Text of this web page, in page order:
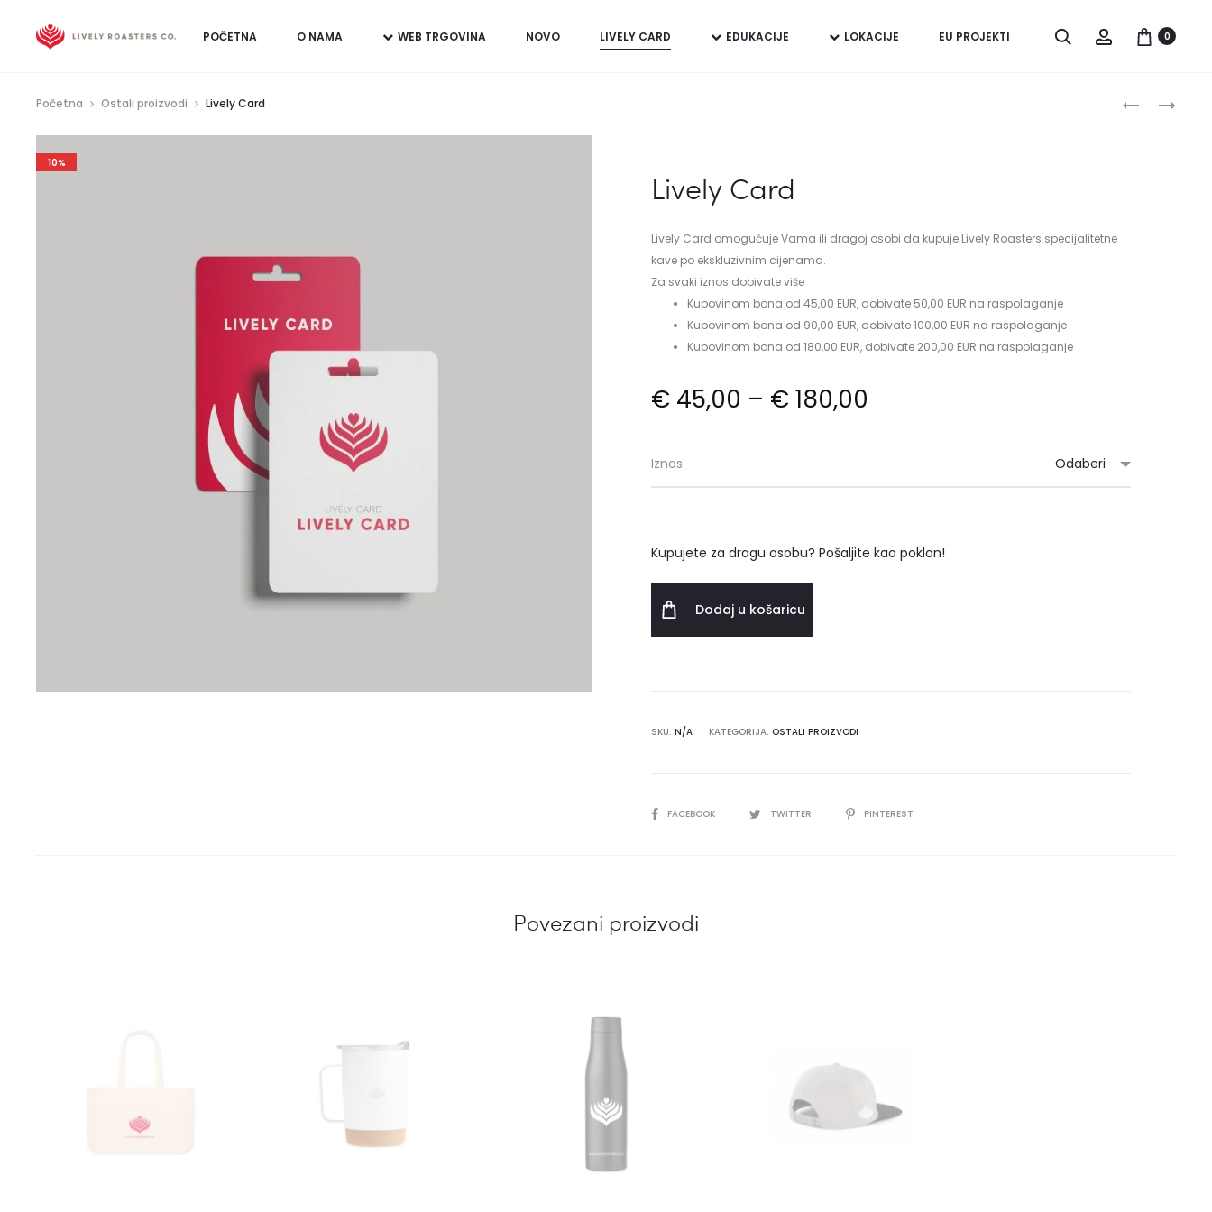
POČETNA O NAMA WEB TRGOVINA NOVO LIVELY CARD EDUKACIJE LOKACIJE EU PROJEKTI Pretraži Account0
RWANDA
KENYA
Početna Ostali proizvodi Lively Card
10%
Lively Card
Lively Card omogućuje Vama ili dragoj osobi da kupuje Lively Roasters specijalitetne
kave po ekskluzivnim cijenama.
Za svaki iznos dobivate više
Kupovinom bona od 45,00 EUR, dobivate 50,00 EUR na raspolaganje
Kupovinom bona od 90,00 EUR, dobivate 100,00 EUR na raspolaganje
Kupovinom bona od 180,00 EUR, dobivate 200,00 EUR na raspolaganje
€ 45,00 – € 180,00
od
€ 45,00
Iznos
Kupujete za dragu osobu? Pošaljite kao poklon!
Dodaj u košaricu
SKU: N/A KATEGORIJA: OSTALI PROIZVODI
SHAREFACEBOOK TWITTER PINTEREST
Povezani proizvodi